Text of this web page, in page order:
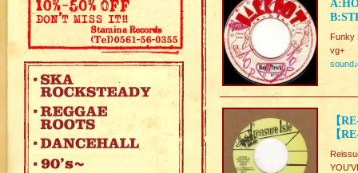
Funky
vg+
sound♪
【
【